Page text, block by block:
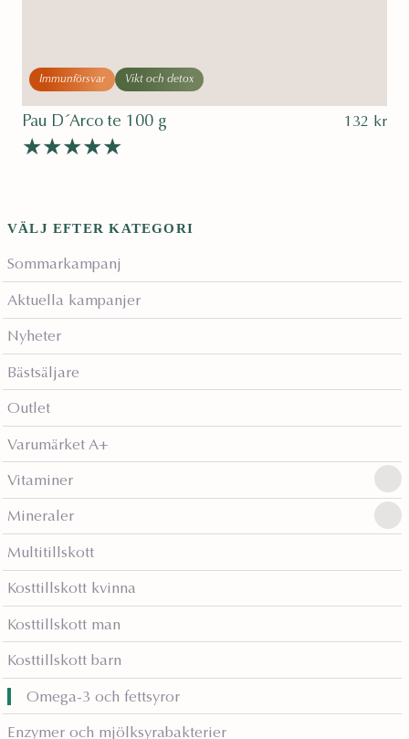
VÄLJ EFTER KATEGORI
Sommarkampanj
Aktuella kampanjer
Nyheter
Bästsäljare
Outlet
Varumärket A+
Vitaminer
Mineraler
Multitillskott
Kosttillskott kvinna
Kosttillskott man
Kosttillskott barn
Omega-3 och fettsyror
Enzymer och mjölksyrabakterier
Immunförsvar Vikt och detox
Pau D´Arco te 100 g 132 kr